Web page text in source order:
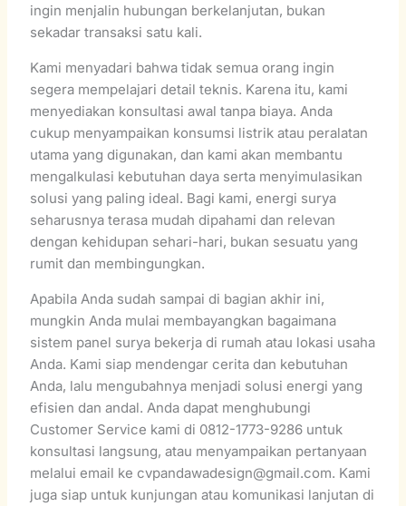
ingin menjalin hubungan berkelanjutan, bukan
sekadar transaksi satu kali.
Kami menyadari bahwa tidak semua orang ingin
segera mempelajari detail teknis. Karena itu, kami
menyediakan konsultasi awal tanpa biaya. Anda
cukup menyampaikan konsumsi listrik atau peralatan
utama yang digunakan, dan kami akan membantu
mengalkulasi kebutuhan daya serta menyimulasikan
solusi yang paling ideal. Bagi kami, energi surya
seharusnya terasa mudah dipahami dan relevan
dengan kehidupan sehari-hari, bukan sesuatu yang
rumit dan membingungkan.
Apabila Anda sudah sampai di bagian akhir ini,
mungkin Anda mulai membayangkan bagaimana
sistem panel surya bekerja di rumah atau lokasi usaha
Anda. Kami siap mendengar cerita dan kebutuhan
Anda, lalu mengubahnya menjadi solusi energi yang
efisien dan andal. Anda dapat menghubungi
Customer Service kami di 0812-1773-9286 untuk
konsultasi langsung, atau menyampaikan pertanyaan
melalui email ke cvpandawadesign@gmail.com. Kami
juga siap untuk kunjungan atau komunikasi lanjutan di